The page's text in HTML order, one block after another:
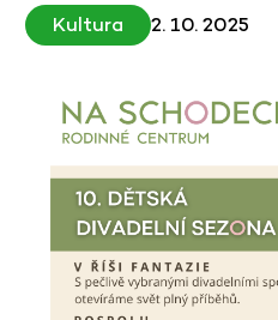
Kultura 2. 10. 2025